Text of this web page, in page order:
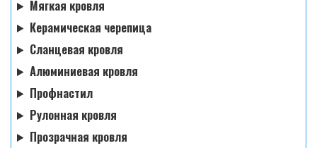
Мягкая кровля
Керамическая черепица
Сланцевая кровля
Алюминиевая кровля
Профнастил
Рулонная кровля
Прозрачная кровля